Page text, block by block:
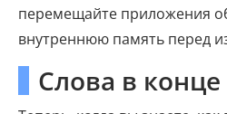
перемещайте приложения
внутреннюю память перед
Слова в конце